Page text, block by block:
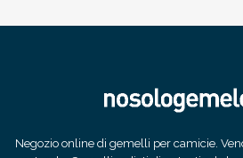
Negozio online di gemelli per camicie.